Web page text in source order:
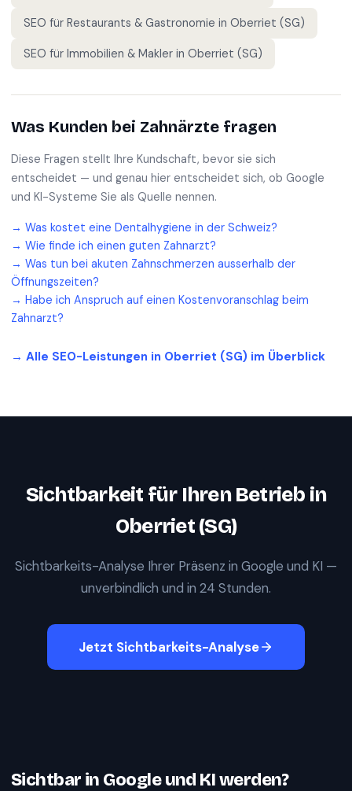
SEO für Restaurants & Gastronomie in Oberriet (SG)
SEO für Immobilien & Makler in Oberriet (SG)
Was Kunden bei Zahnärzte fragen
Diese Fragen stellt Ihre Kundschaft, bevor sie sich
entscheidet — und genau hier entscheidet sich, ob Google
und KI-Systeme Sie als Quelle nennen.
→ Was kostet eine Dentalhygiene in der Schweiz?
→ Wie finde ich einen guten Zahnarzt?
→ Was tun bei akuten Zahnschmerzen ausserhalb der
Öffnungszeiten?
→ Habe ich Anspruch auf einen Kostenvoranschlag beim
Zahnarzt?
→ Alle SEO-Leistungen in Oberriet (SG) im Überblick
Sichtbarkeit für Ihren Betrieb in
Oberriet (SG)
Sichtbarkeits-Analyse Ihrer Präsenz in Google und KI —
unverbindlich und in 24 Stunden.
Jetzt Sichtbarkeits-Analyse
Sichtbar in Google und KI werden?